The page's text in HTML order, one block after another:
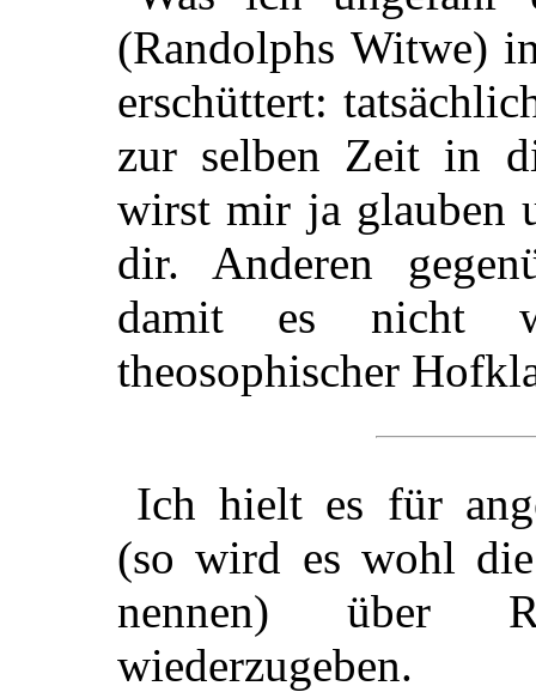
(Randolphs Witwe)
erschüttert:
zur selben Zeit in
wirst mir ja glauben
dir. Anderen
damit es nicht
theosophischer
Ich hielt es für
(so wird es wohl
nennen) über
wiederzugeben.